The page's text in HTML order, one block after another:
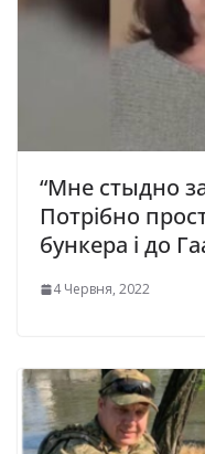
“Мне стыдно
Потрібно
бункера і до
4 Червня, 2022